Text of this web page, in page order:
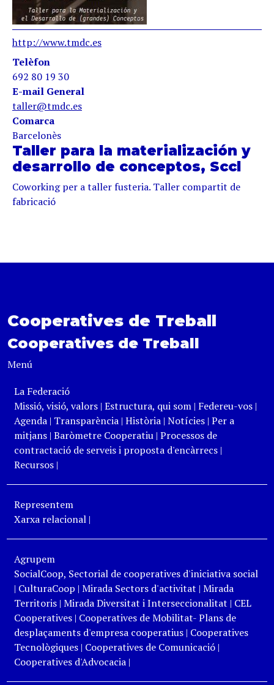
http://www.tmdc.es
Telèfon
692 80 19 30
E-mail General
taller@tmdc.es
Comarca
Barcelonès
Taller para la materialización y
desarrollo de conceptos, Sccl
Coworking per a taller fusteria. Taller compartit de
fabricació
Cooperatives de Treball
Cooperatives de Treball
Menú
La Federació
Missió, visió, valors| Estructura, qui som| Federeu-vos|
Agenda | Transparència| Història| Notícies | Per a
mitjans| Baròmetre Cooperatiu| Processos de
contractació de serveis i proposta d'encàrrecs|
Recursos|
Representem
Xarxa relacional|
Agrupem
SocialCoop, Sectorial de cooperatives d'iniciativa social
| CulturaCoop | Mirada Sectors d'activitat | Mirada
Territoris| Mirada Diversitat i Interseccionalitat | CEL
Cooperatives| Cooperatives de Mobilitat- Plans de
desplaçaments d'empresa cooperatius| Cooperatives
Tecnològiques| Cooperatives de Comunicació|
Cooperatives d'Advocacia|